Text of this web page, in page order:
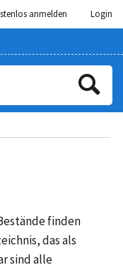
anmelden Login
finden
das als
sind alle